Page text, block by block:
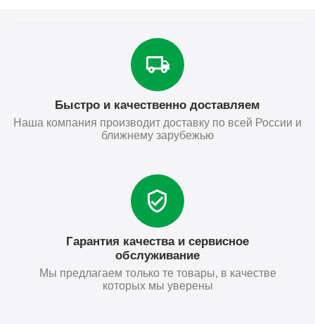
Быстро и качественно доставляем
Наша компания производит доставку по всей России и
ближнему зарубежью
Гарантия качества и сервисное
обслуживание
Мы предлагаем только те товары, в качестве
которых мы уверены